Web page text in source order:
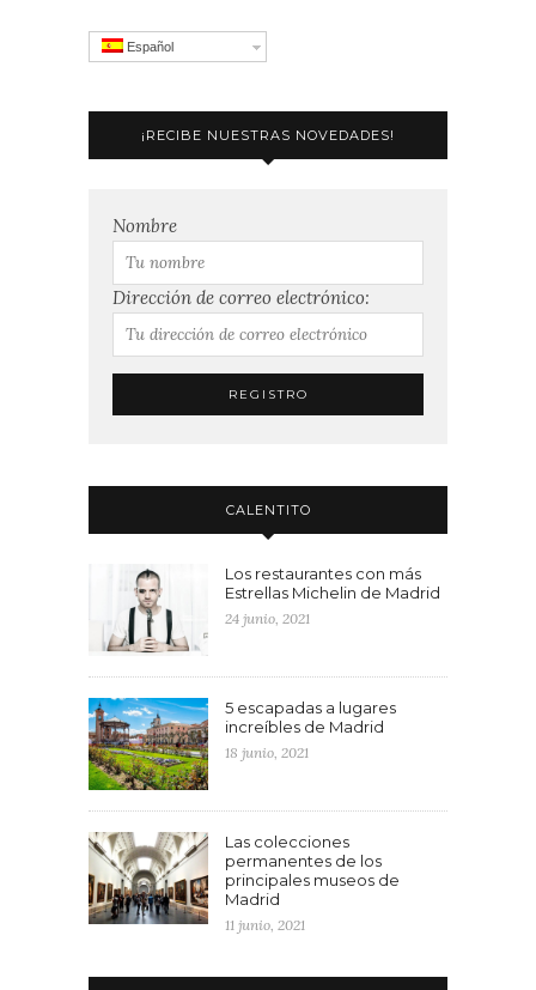
Español
¡RECIBE NUESTRAS NOVEDADES!
Nombre
Dirección de correo electrónico:
CALENTITO
Los restaurantes con más
Estrellas Michelin de Madrid
24 junio, 2021
5 escapadas a lugares
increíbles de Madrid
18 junio, 2021
Las colecciones
permanentes de los
principales museos de
Madrid
11 junio, 2021